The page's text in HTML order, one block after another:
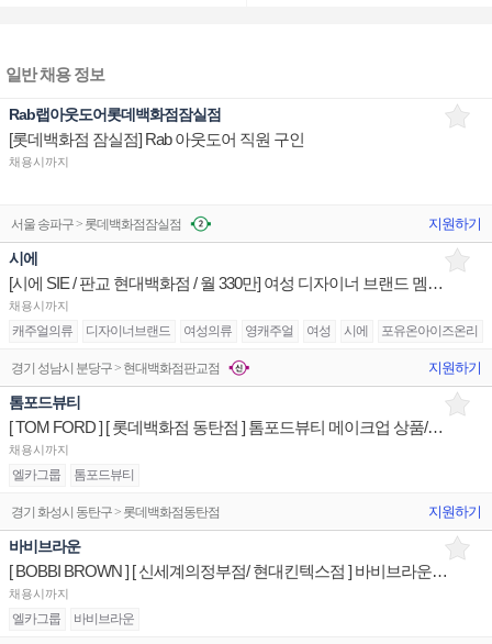
일반 채용 정보
Rab랩아웃도어롯데백화점잠실점
[롯데백화점 잠실점] Rab 아웃도어 직원 구인
채용시까지
서울 송파구 > 롯데백화점잠실점 지원하기
시에
[시에 SIE / 판교 현대백화점 / 월 330만] 여성 디자이너 브랜드 멤버 구인
채용시까지
캐주얼의류 디자이너브랜드 여성의류 영캐주얼 여성 시에 포유온아이즈온리
경기 성남시 분당구 > 현대백화점판교점 지원하기
톰포드뷰티
[ TOM FORD ] [ 롯데백화점 동탄점 ] 톰포드뷰티 메이크업 상품/진열/지원 매장판매사원
채용시까지
엘카그룹 톰포드뷰티
경기 화성시 동탄구 > 롯데백화점동탄점 지원하기
바비브라운
[ BOBBI BROWN ] [ 신세계의정부점/ 현대킨텍스점 ] 바비브라운 상품/진열/지원 매장판매사원
채용시까지
엘카그룹 바비브라운